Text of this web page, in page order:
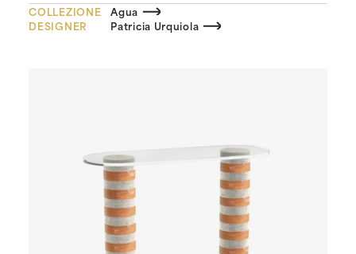
COLLEZIONE
Agua
DESIGNER
Patricia Urquiola